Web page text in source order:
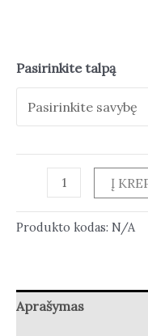
Pasirinkite talpą
Į
Produkto kodas: N/A
Aprašymas